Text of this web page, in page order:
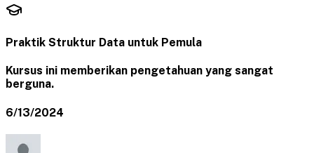
Praktik Struktur Data untuk Pemula
Kursus ini memberikan pengetahuan yang sangat
berguna.
6/13/2024